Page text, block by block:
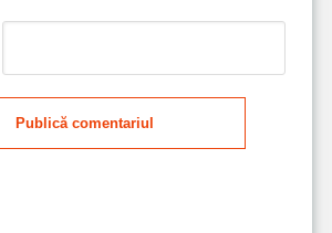
Publică comentariul